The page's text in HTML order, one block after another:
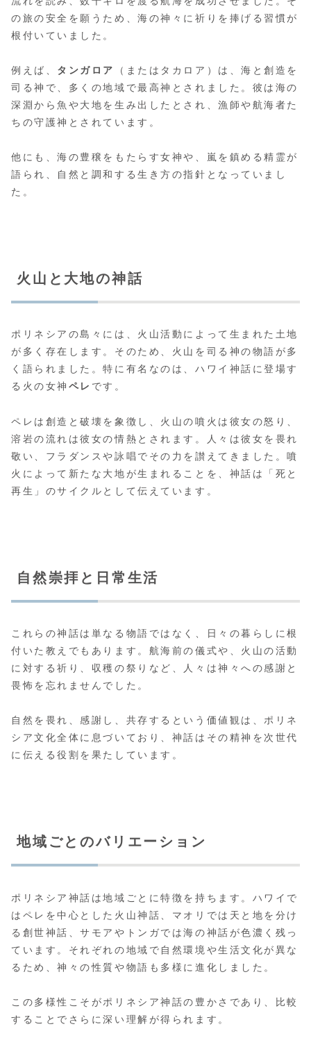
の旅の安全を願うため、海の神々に祈りを捧げる習慣が
根付いていました。
例えば、 タンガロア
（またはタカロア）は、海と創造を
司る神で、多くの地域で最高神とされました。彼は海の
深淵から魚や大地を生み出したとされ、漁師や航海者た
ちの守護神とされています。
他にも、海の豊穣をもたらす女神や、嵐を鎮める精霊が
語られ、自然と調和する生き方の指針となっていまし
た。
火山と大地の神話
ポリネシアの島々には、火山活動によって生まれた土地
が多く存在します。そのため、火山を司る神の物語が多
く語られました。特に有名なのは、ハワイ神話に登場す
る火の女神 ペレ です。
ペレは創造と破壊を象徴し、火山の噴火は彼女の怒り、
溶岩の流れは彼女の情熱とされます。人々は彼女を畏れ
敬い、フラダンスや詠唱でその力を讃えてきました。噴
火によって新たな大地が生まれることを、神話は「死と
再生」のサイクルとして伝えています。
自然崇拝と日常生活
これらの神話は単なる物語ではなく、日々の暮らしに根
付いた教えでもあります。航海前の儀式や、火山の活動
に対する祈り、収穫の祭りなど、人々は神々への感謝と
畏怖を忘れませんでした。
自然を畏れ、感謝し、共存するという価値観は、ポリネ
シア文化全体に息づいており、神話はその精神を次世代
に伝える役割を果たしています。
地域ごとのバリエーション
ポリネシア神話は地域ごとに特徴を持ちます。ハワイで
はペレを中心とした火山神話、マオリでは天と地を分け
る創世神話、サモアやトンガでは海の神話が色濃く残っ
ています。それぞれの地域で自然環境や生活文化が異な
るため、神々の性質や物語も多様に進化しました。
この多様性こそがポリネシア神話の豊かさであり、比較
することでさらに深い理解が得られます。